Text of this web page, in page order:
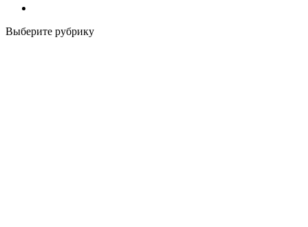
Выберите рубрику